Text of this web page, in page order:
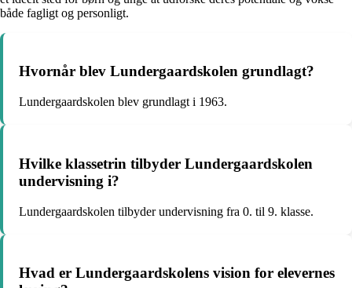
både fagligt og personligt.
Hvornår blev Lundergaardskolen grundlagt?
Lundergaardskolen blev grundlagt i 1963.
Hvilke klassetrin tilbyder Lundergaardskolen
undervisning i?
Lundergaardskolen tilbyder undervisning fra 0. til 9. klasse.
Hvad er Lundergaardskolens vision for elevernes